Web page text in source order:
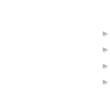
►
►
►
►